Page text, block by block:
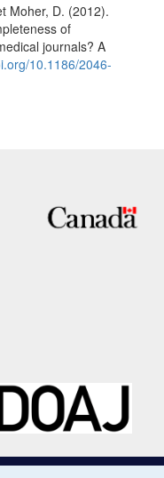
Moher, D. (2012).
of
journals? A
10.1186/2046-